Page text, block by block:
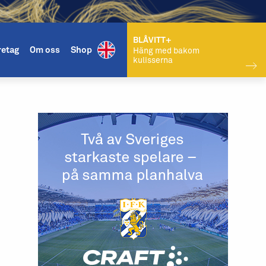
KÖP BILJETT
Om oss Shop
BLÅVITT+
Häng med bakom
kulisserna